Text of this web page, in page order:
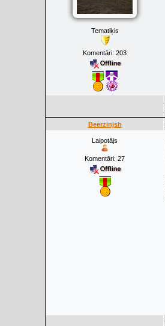
Tematiķis
Komentāri: 203
Beerzinjsh
Laipotājs
Komentāri: 27